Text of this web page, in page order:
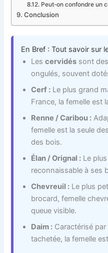
Peut-on confondre un
Conclusion
En Bref : Tout savoir sur
Lescervidés sont
ongulés, souvent
Cerf : Le plus grand
France, la femelle est
Renne / Caribou :
femelle est la seule
des bois.
Élan / Orignal : Le
reconnaissable à ses
Chevreuil : Le plus
brocard, femelle
queue visible.
Daim : Caractérisé
tachetée, la femelle